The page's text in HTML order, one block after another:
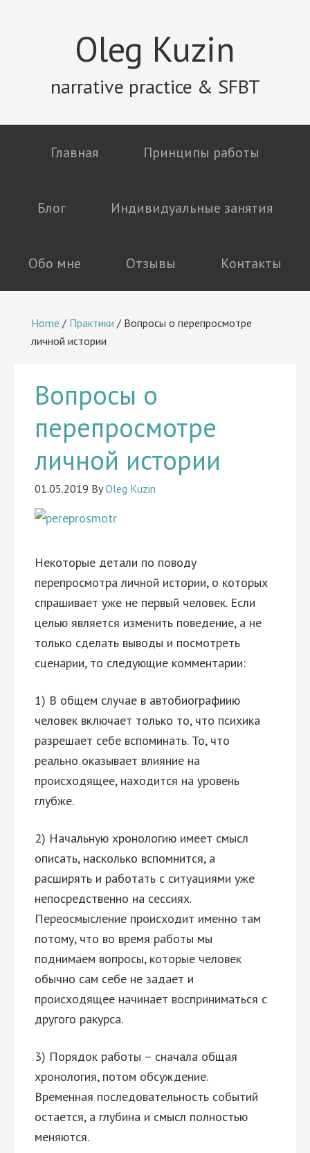
Oleg Kuzin
narrative practice & SFBT
Главная Принципы работы
Блог Индивидуальные занятия
Обо мне Отзывы Контакты
Home / Практики / Вопросы о перепросмотре
личной истории
Вопросы о
перепросмотре
личной истории
01.05.2019 ByOleg Kuzin
Некоторые детали по поводу
перепросмотра личной истории, о которых
спрашивает уже не первый человек. Если
целью является изменить поведение, а не
только сделать выводы и посмотреть
сценарии, то следующие комментарии:
1) В общем случае в автобиографиию
человек включает только то, что психика
разрешает себе вспоминать. То, что
реально оказывает влияние на
происходящее, находится на уровень
глубже.
2) Начальную хронологию имеет смысл
описать, насколько вспомнится, а
расширять и работать с ситуациями уже
непосредственно на сессиях.
Переосмысление происходит именно там
потому, что во время работы мы
поднимаем вопросы, которые человек
обычно сам себе не задает и
происходящее начинает восприниматься с
другого ракурса.
3) Порядок работы – сначала общая
хронология, потом обсуждение.
Временная последовательность событий
остается, а глубина и смысл полностью
меняются.